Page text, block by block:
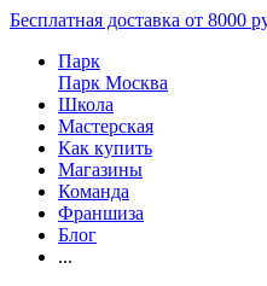
Бесплатная доставка от 8000
Парк
Парк Москва
Школа
Мастерская
Как купить
Магазины
Команда
Франшиза
Блог
...